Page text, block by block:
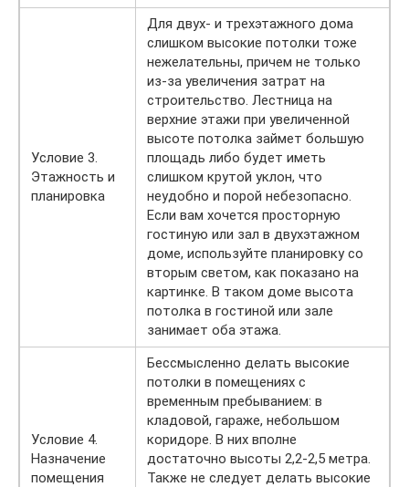
Условие 3.
Этажность и
планировка
Для двух- и трехэтажного дома
слишком высокие потолки тоже
нежелательны, причем не только
из-за увеличения затрат на
строительство. Лестница на
верхние этажи при увеличенной
высоте потолка займет большую
площадь либо будет иметь
слишком крутой уклон, что
неудобно и порой небезопасно.
Если вам хочется просторную
гостиную или зал в двухэтажном
доме, используйте планировку со
вторым светом, как показано на
картинке. В таком доме высота
потолка в гостиной или зале
занимает оба этажа.
Условие 4.
Назначение
помещения
Бессмысленно делать высокие
потолки в помещениях с
временным пребыванием: в
кладовой, гараже, небольшом
коридоре. В них вполне
достаточно высоты 2,2-2,5 метра.
Также не следует делать высокие